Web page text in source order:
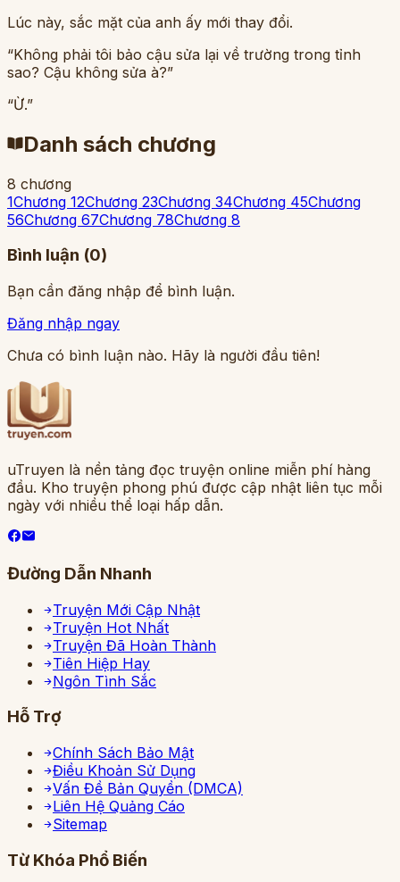
Lúc này, sắc mặt của anh ấy mới thay đổi.
“Không phải tôi bảo cậu sửa lại về trường trong tỉnh
sao? Cậu không sửa à?”
“Ừ.”
Danh sách chương
8 chương
1Chương 12Chương 23Chương 34Chương 45Chương
56Chương 67Chương 78Chương 8
Bình luận (0)
Bạn cần đăng nhập để bình luận.
Đăng nhập ngay
Chưa có bình luận nào. Hãy là người đầu tiên!
uTruyen là nền tảng đọc truyện online miễn phí hàng
đầu. Kho truyện phong phú được cập nhật liên tục mỗi
ngày với nhiều thể loại hấp dẫn.
Đường Dẫn Nhanh
Truyện Mới Cập Nhật
Truyện Hot Nhất
Truyện Đã Hoàn Thành
Tiên Hiệp Hay
Ngôn Tình Sắc
Hỗ Trợ
Chính Sách Bảo Mật
Điều Khoản Sử Dụng
Vấn Đề Bản Quyền (DMCA)
Liên Hệ Quảng Cáo
Sitemap
Từ Khóa Phổ Biến